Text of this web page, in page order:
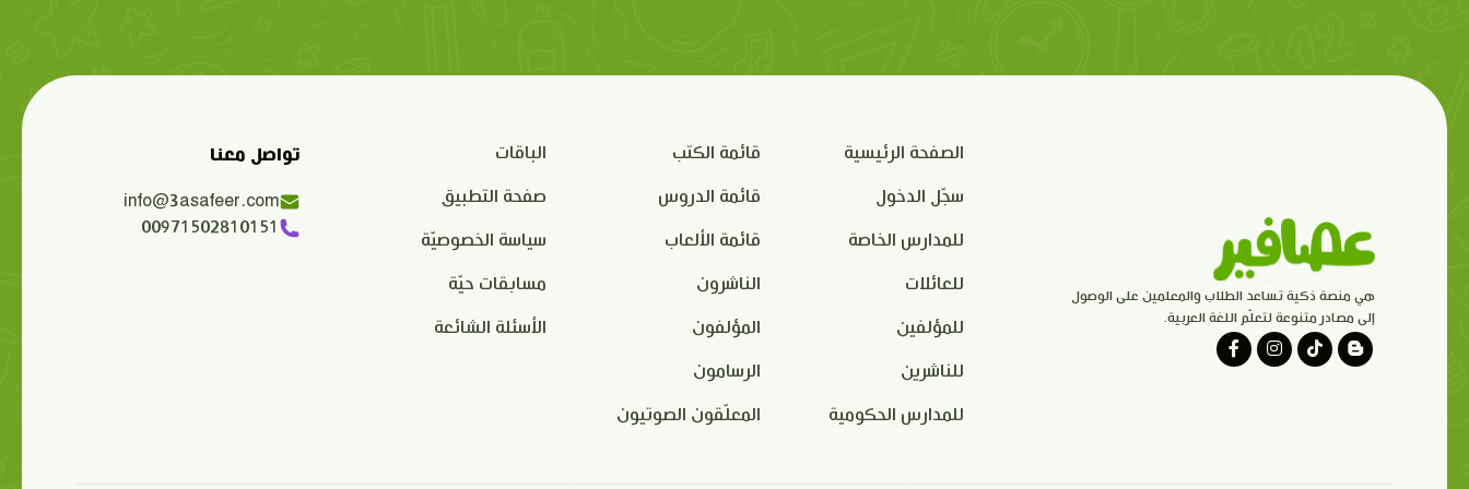
هي منصة ذكية تساعد الطلاب والمعلمين على الوصول
إلى مصادر متنوعة لتعلّم اللغة العربية.
الصفحة الرئيسية
سجّل الدخول
للمدارس الخاصة
للعائلات
للمؤلفين
للناشرين
للمدارس الحكومية
قائمة الكتب
قائمة الدروس
قائمة الألعاب
الناشرون
المؤلفون
الرسامون
المعلّقون الصوتيون
الباقات
صفحة التطبيق
سياسة الخصوصيّة
مسابقات حيّة
الأسئلة الشائعة
تواصل معنا
info@3asafeer.com
00971502810151